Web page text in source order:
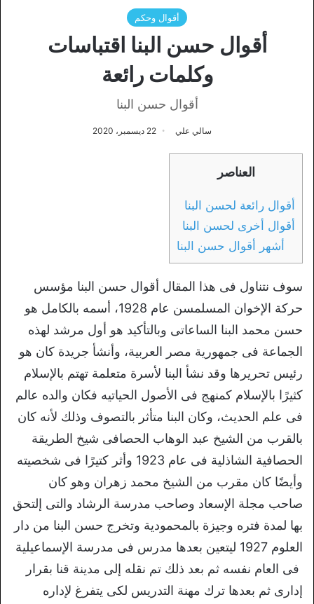
أقوال وحكم
أقوال حسن البنا اقتباسات
وكلمات رائعة
أقوال حسن البنا
سالي علي 22 ديسمبر، 2020
العناصر
أقوال رائعة لحسن البنا
أقوال أخرى لحسن البنا
أشهر أقوال حسن البنا
سوف نتناول فى هذا المقال أقوال حسن البنا مؤسس
حركة الإخوان المسلمسن عام 1928، أسمه بالكامل هو
حسن محمد البنا الساعاتى وبالتأكيد هو أول مرشد لهذه
الجماعة فى جمهورية مصر العربية، وأنشأ جريدة كان هو
رئيس تحريرها وقد نشأ البنا لأسرة متعلمة تهتم بالإسلام
كثيرًا بالإسلام كمنهج فى الأصول الحياتيه فكان والده عالم
فى علم الحديث، وكان البنا متأثر بالتصوف وذلك لأنه كان
بالقرب من الشيخ عبد الوهاب الحصافى شيخ الطريقة
الحصافية الشاذلية فى عام 1923 وأثر كتيرًا فى شخصيته
وأيضًا كان مقرب من الشيخ محمد زهران وهو كان
صاحب مجلة الإسعاد وصاحب مدرسة الرشاد والتى إلتحق
بها لمدة فتره وجيزة بالمحمودية وتخرج حسن البنا من دار
العلوم 1927 ليتعين بعدها مدرس فى مدرسة الإسماعيلية
فى العام نفسه ثم بعد ذلك تم نقله إلى مدينة قنا بقرار
إدارى ثم بعدها ترك مهنة التدريس لكى يتفرغ لإداره